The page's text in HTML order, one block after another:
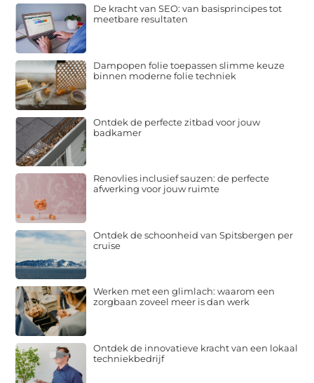
De kracht van SEO: van basisprincipes tot
meetbare resultaten
Dampopen folie toepassen slimme keuze
binnen moderne folie techniek
Ontdek de perfecte zitbad voor jouw
badkamer
Renovlies inclusief sauzen: de perfecte
afwerking voor jouw ruimte
Ontdek de schoonheid van Spitsbergen per
cruise
Werken met een glimlach: waarom een
zorgbaan zoveel meer is dan werk
Ontdek de innovatieve kracht van een lokaal
techniekbedrijf